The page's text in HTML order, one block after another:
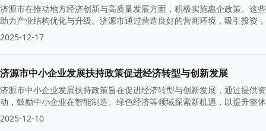
济源市在推动地方经济创新与高质量发展方面，积极实施惠企政策。这
助力产业结构优化与升级。济源市通过营造良好的营商环境，吸引投资
2025-12-17
济源市中小企业发展扶持政策促进经济转型与创新发展
济源市中小企业发展扶持政策旨在促进经济转型与创新发展，通过提供
动，鼓励中小企业在智能制造、绿色经济等领域探索新机遇，以提升整
2025-12-10